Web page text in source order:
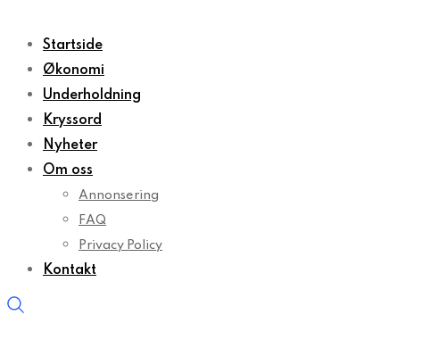
Startside
Økonomi
Underholdning
Kryssord
Nyheter
Om oss
Annonsering
FAQ
Privacy Policy
Kontakt